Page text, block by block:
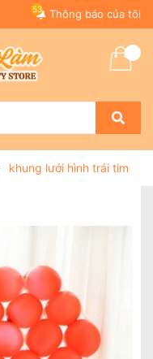
Thông báo của tôi
53
khung lưới hình trái tim